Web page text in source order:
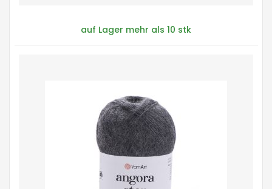
auf Lager mehr als 10 stk